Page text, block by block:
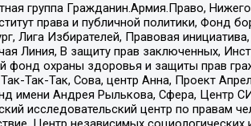
группа Гражданин.Армия.Право,
права и публичной политики, Фонд
Лига Избирателей, Правовая
Линия, В защиту прав заключенных,
фонд охраны здоровья и защиты прав
Так-Так-Так, Сова, центр Анна, Проект
имени Андрея Рылькова, Сфера, Центр
исследовательский центр по правам